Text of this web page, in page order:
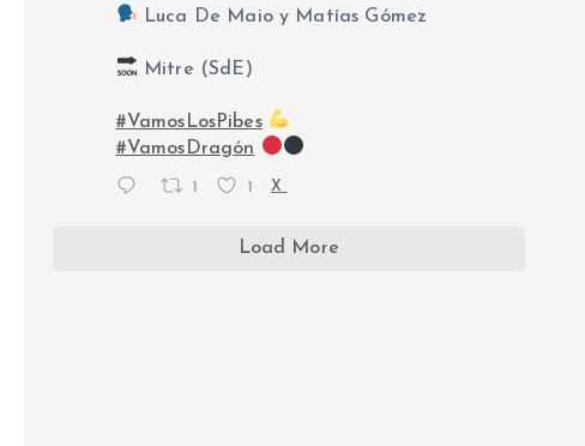
Luca De Maio y Matías Gómez
Mitre (SdE)
#VamosLosPibes
#VamosDragón
1 1 X
Load More